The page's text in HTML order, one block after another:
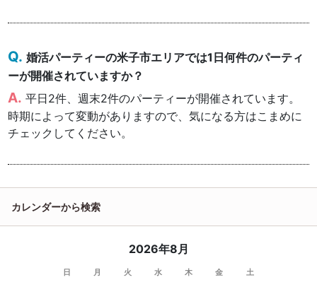
婚活パーティーの米子市エリアでは1日何件のパーティ
ーが開催されていますか？
平日2件、週末2件のパーティーが開催されています。
時期によって変動がありますので、気になる方はこまめに
チェックしてください。
カレンダーから検索
2026年8月
日 月 火 水 木 金 土